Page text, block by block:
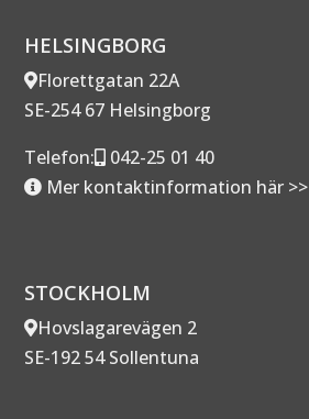
HELSINGBORG
Florettgatan 22A
SE-254 67 Helsingborg
Telefon:
042-25 01 40
Mer kontaktinformation här >>
STOCKHOLM
Hovslagarevägen 2
SE-192 54 Sollentuna